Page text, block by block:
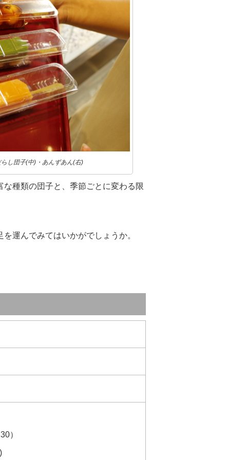
し団子(中)・あんずあん(右)
種類の団子と、季節ごとに変わる限
運んでみてはいかがでしょうか。
）